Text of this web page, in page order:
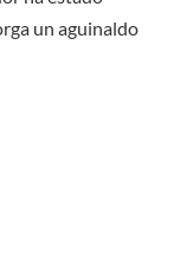
un aguinaldo